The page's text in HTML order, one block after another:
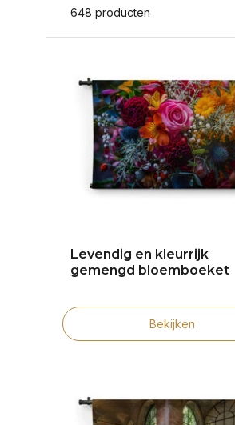
648 producten
Levendig en kleurrijk
gemengd bloemboeket
Bekijken